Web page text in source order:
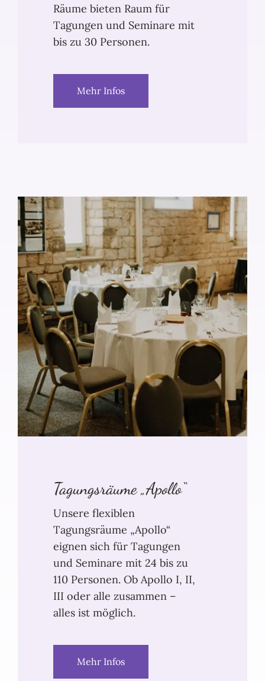
Räume bieten Raum für
Tagungen und Seminare mit
bis zu 30 Personen.
Mehr Infos
Tagungsräume „Apollo“
Unsere flexiblen
Tagungsräume „Apollo“
eignen sich für Tagungen
und Seminare mit 24 bis zu
110 Personen. Ob Apollo I, II,
III oder alle zusammen –
alles ist möglich.
Mehr Infos